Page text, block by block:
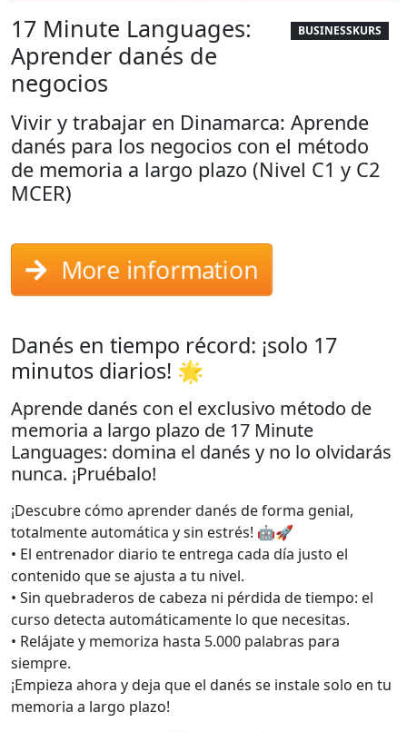
BUSINESSKURS
17 Minute Languages:
Aprender danés de
negocios
Vivir y trabajar en Dinamarca: Aprende
danés para los negocios con el método
de memoria a largo plazo (Nivel C1 y C2
MCER)
More information
Danés en tiempo récord: ¡solo 17
minutos diarios! 🌟
Aprende danés con el exclusivo método de
memoria a largo plazo de 17 Minute
Languages: domina el danés y no lo olvidarás
nunca. ¡Pruébalo!
¡Descubre cómo aprender danés de forma genial,
totalmente automática y sin estrés! 🤖🚀
• El entrenador diario te entrega cada día justo el
contenido que se ajusta a tu nivel.
• Sin quebraderos de cabeza ni pérdida de tiempo: el
curso detecta automáticamente lo que necesitas.
• Relájate y memoriza hasta 5.000 palabras para
siempre.
¡Empieza ahora y deja que el danés se instale solo en tu
memoria a largo plazo!